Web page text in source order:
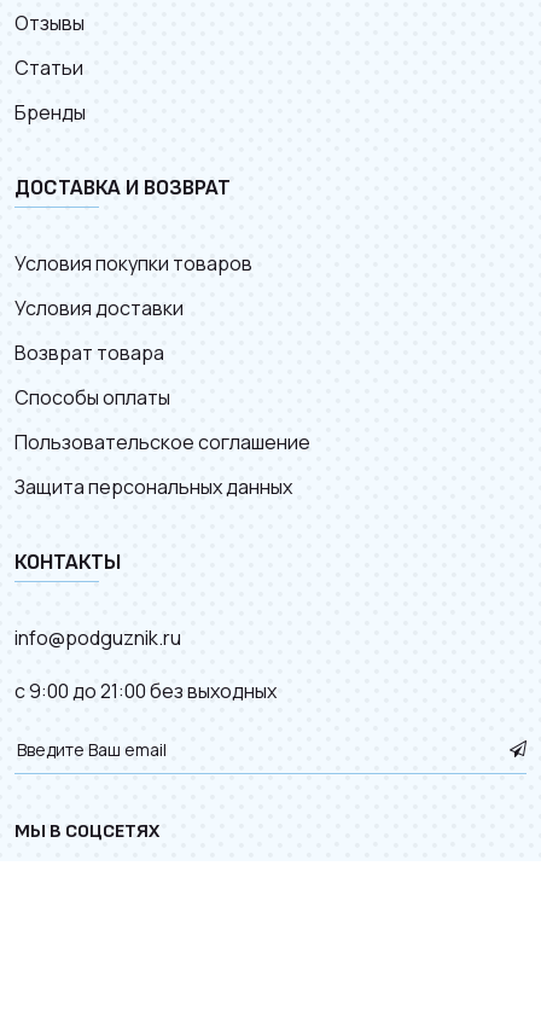
Отзывы
Статьи
Бренды
ДОСТАВКА И ВОЗВРАТ
Условия покупки товаров
Условия доставки
Возврат товара
Способы оплаты
Пользовательское соглашение
Защита персональных данных
КОНТАКТЫ
info@podguznik.ru
с 9:00 до 21:00 без выходных
МЫ В СОЦСЕТЯХ